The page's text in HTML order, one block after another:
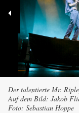
Der talentierte Mr.
Auf dem Bild: Jakob
Foto: Sebastian Hoppe